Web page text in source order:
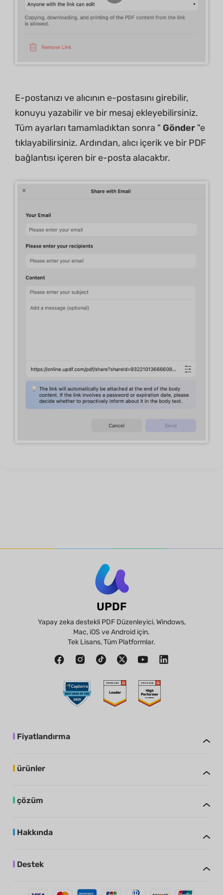
E-postanızı ve alıcının e-postasını girebilir,
konuyu yazabilir ve bir mesaj ekleyebilirsiniz.
Tüm ayarları tamamladıktan sonra " Gönder "e
tıklayabilirsiniz. Ardından, alıcı içerik ve bir PDF
bağlantısı içeren bir e-posta alacaktır.
UPDF
Yapay zeka destekli PDF Düzenleyici, Windows,
Mac, iOS ve Android için.
Tek Lisans, Tüm Platformlar.
Fiyatlandırma
ürünler
çözüm
Hakkında
Destek